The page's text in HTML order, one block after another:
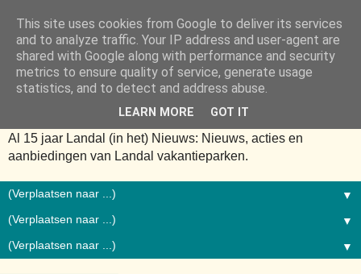
Al 15 jaar Landal (in het) Nieuws: Nieuws, acties en
aanbiedingen van Landal vakantieparken.
▼
▼
▼
This site uses cookies from Google to deliver its services
and to analyze traffic. Your IP address and user-agent are
shared with Google along with performance and security
metrics to ensure quality of service, generate usage
statistics, and to detect and address abuse.
LEARN MORE GOT IT